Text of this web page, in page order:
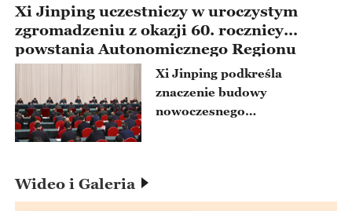
Xi Jinping uczestniczy w uroczystym
zgromadzeniu z okazji 60. rocznicy
powstania Autonomicznego Regionu
Xizangu(Tybetu)
Xi Jinping podkreśla
znaczenie budowy
nowoczesnego
Wideo i Galeria